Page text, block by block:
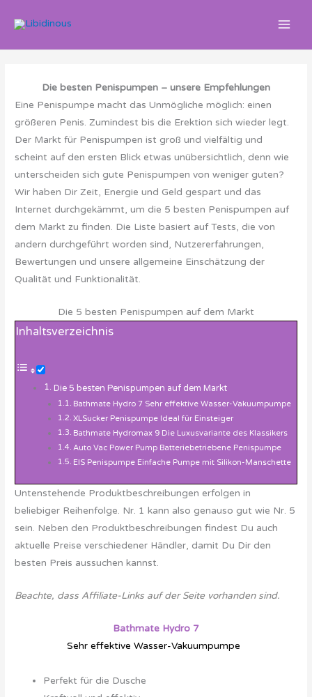
Inhalt
Die besten Penispumpen – unsere Empfehlungen
Eine Penispumpe macht das Unmögliche möglich: einen
größeren Penis. Zumindest bis die Erektion sich wieder legt.
Der Markt für Penispumpen ist groß und vielfältig und
scheint auf den ersten Blick etwas unübersichtlich, denn wie
unterscheiden sich gute Penispumpen von weniger guten?
Wir haben Dir Zeit, Energie und Geld gespart und das
Internet durchgekämmt, um die 5 besten Penispumpen auf
dem Markt zu finden. Die Liste basiert auf Tests, die von
andern durchgeführt worden sind, Nutzererfahrungen,
Bewertungen und unsere allgemeine Einschätzung der
Qualität und Funktionalität.
Die 5 besten Penispumpen auf dem Markt
Inhaltsverzeichnis
Die 5 besten Penispumpen auf dem Markt
Bathmate Hydro 7 Sehr effektive Wasser-Vakuumpumpe
XLSucker Penispumpe Ideal für Einsteiger
Bathmate Hydromax 9 Die Luxusvariante des Klassikers
Auto Vac Power Pump Batteriebetriebene Penispumpe
EIS Penispumpe Einfache Pumpe mit Silikon-Manschette
Untenstehende Produktbeschreibungen erfolgen in
beliebiger Reihenfolge. Nr. 1 kann also genauso gut wie Nr. 5
sein. Neben den Produktbeschreibungen findest Du auch
aktuelle Preise verschiedener Händler, damit Du Dir den
besten Preis aussuchen kannst.
Beachte, dass Affiliate-Links auf der Seite vorhanden sind.
Bathmate Hydro 7
Sehr effektive Wasser-Vakuumpumpe
Perfekt für die Dusche